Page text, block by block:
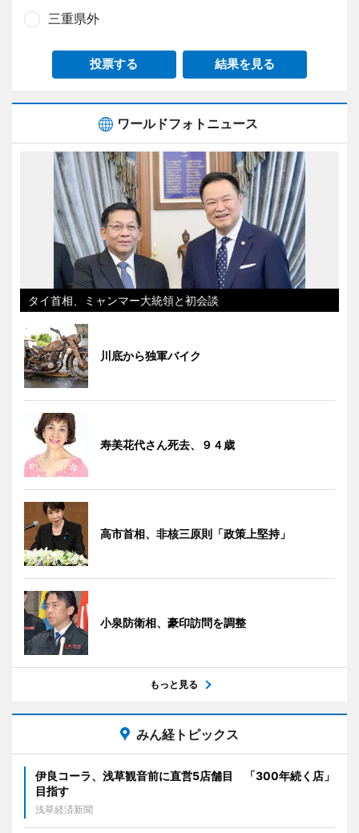
三重県外
投票する 結果を見る
ワールドフォトニュース
タイ首相、ミャンマー大統領と初会談
川底から独軍バイク
寿美花代さん死去、９４歳
高市首相、非核三原則「政策上堅持」
小泉防衛相、豪印訪問を調整
もっと見る
みん経トピックス
伊良コーラ、浅草観音前に直営5店舗目 「300年続く店」
目指す
浅草経済新聞